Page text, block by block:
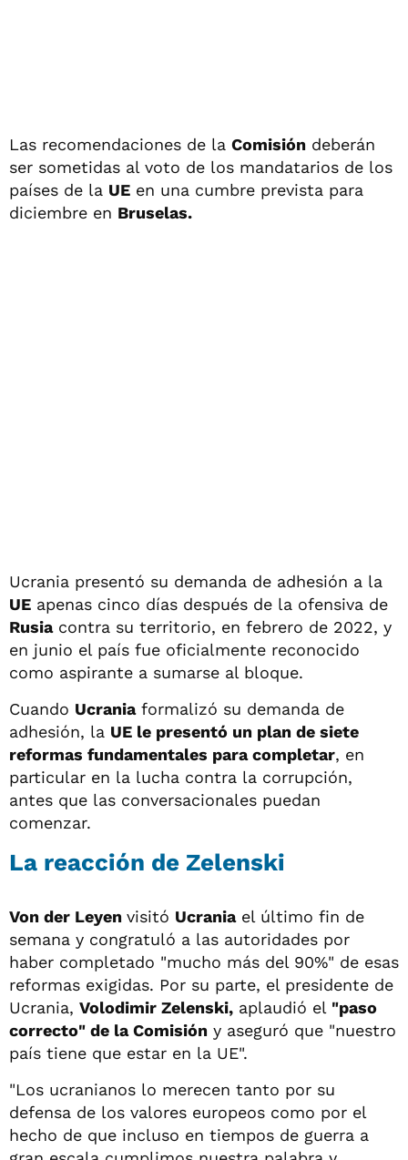
Las recomendaciones de la Comisión deberán
ser sometidas al voto de los mandatarios de los
países de la UE en una cumbre prevista para
diciembre en Bruselas.
Ucrania presentó su demanda de adhesión a la
UE apenas cinco días después de la ofensiva de
Rusiacontra su territorio, en febrero de 2022, y
en junio el país fue oficialmente reconocido
como aspirante a sumarse al bloque.
Cuando Ucraniaformalizó su demanda de
adhesión, la UE le presentó un plan de siete
reformas fundamentales para completar, en
particular en la lucha contra la corrupción,
antes que las conversacionales puedan
comenzar.
La reacción de Zelenski
Von der Leyen visitó Ucraniael último fin de
semana y congratuló a las autoridades por
haber completado "mucho más del 90%" de esas
reformas exigidas. Por su parte, el presidente de
Ucrania, Volodimir Zelenski, aplaudió el "paso
correcto" de la Comisión y aseguró que "nuestro
país tiene que estar en la UE".
"Los ucranianos lo merecen tanto por su
defensa de los valores europeos como por el
hecho de que incluso en tiempos de guerra a